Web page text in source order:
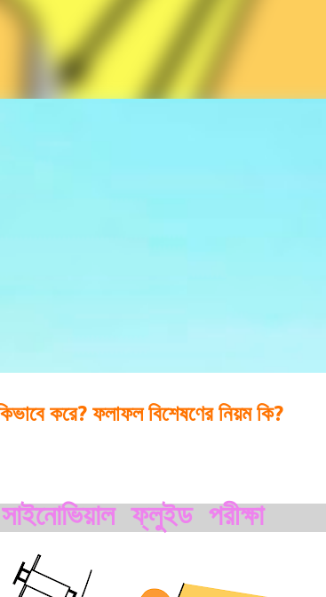
করে? ফলাফল বিশেষণের নিয়ম কি?
সাইনোভিয়াল ফ্লুইড পরীক্ষা